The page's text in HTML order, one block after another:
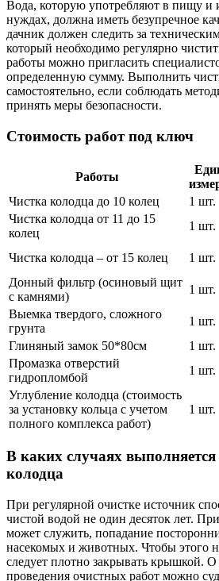
Вода, которую употребляют в пищу и
нуждах, должна иметь безупречное
дачник должен следить за
который необходимо регулярно
работы можно пригласить
определенную сумму. Выполнить
самостоятельно, если соблюдать
принять меры безопасности.
Стоимость работ под ключ
Работы
Чистка колодца до 10 колец
1 шт.
Чистка колодца от 11 до 15
колец
1 шт.
Чистка колодца – от 15 колец 1 шт.
Донный фильтр (осиновый щит
с камнями)
1 шт.
Выемка твердого, сложного
грунта
1 шт.
Глиняный замок 50*80см
1 шт.
Промазка отверстий
гидропломбой
1 шт.
Углубление колодца (стоимость
за установку кольца с учетом
полного комплекса работ)
1 шт.
В каких случаях
колодца
При регулярной очистке источник
чистой водой не один десяток лет.
может служить, попадание
насекомых и животных. Чтобы этого
следует плотно закрывать крышкой. О
проведения очистных работ можно